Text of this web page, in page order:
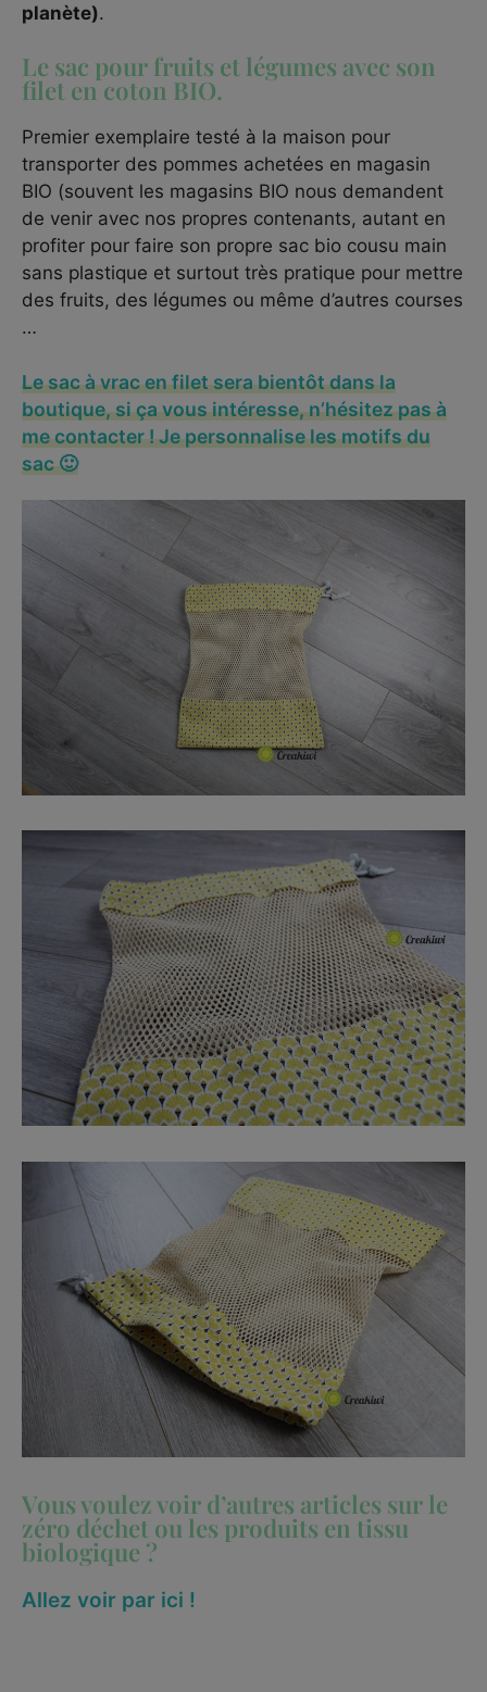
planète).
Le sac pour fruits et légumes avec son
filet en coton BIO.
Premier exemplaire testé à la maison pour
transporter des pommes achetées en magasin
BIO (souvent les magasins BIO nous demandent
de venir avec nos propres contenants, autant en
profiter pour faire son propre sac bio cousu main
sans plastique et surtout très pratique pour mettre
des fruits, des légumes ou même d’autres courses
…
Le sac à vrac en filet sera bientôt dans la
boutique, si ça vous intéresse,n’hésitez pas à
me contacter! Je personnalise les motifs du
sac 🙂
Vous voulez voir d’autres articles sur le
zéro déchet ou les produits en tissu
biologique ?
Allez voir par ici !